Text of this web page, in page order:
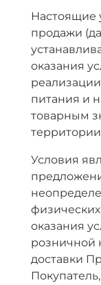
Настоящие
продажи
оказания
питания и
товарным
Условия
оказания
розничной
доставки